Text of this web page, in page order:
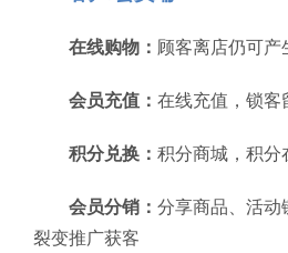
在线购物： 顾客离店仍可产
会员充值： 在线充值，锁客
积分兑换： 积分商城，积分
会员分销： 分享商品、活动
裂变推广获客